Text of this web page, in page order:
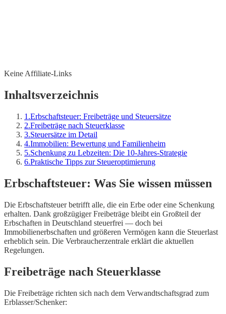
Keine Affiliate-Links
Inhaltsverzeichnis
1 .Erbschaftsteuer: Freibeträge und Steuersätze
2.Freibeträge nach Steuerklasse
3.Steuersätze im Detail
4.Immobilien: Bewertung und Familienheim
5.Schenkung zu Lebzeiten: Die 10-Jahres-Strategie
6.Praktische Tipps zur Steueroptimierung
Erbschaftsteuer: Was Sie wissen müssen
Die Erbschaftsteuer betrifft alle, die ein Erbe oder eine Schenkung
erhalten. Dank großzügiger Freibeträge bleibt ein Großteil der
Erbschaften in Deutschland steuerfrei — doch bei
Immobilienerbschaften und größeren Vermögen kann die Steuerlast
erheblich sein. Die Verbraucherzentrale erklärt die aktuellen
Regelungen.
Freibeträge nach Steuerklasse
Die Freibeträge richten sich nach dem Verwandtschaftsgrad zum
Erblasser/Schenker: